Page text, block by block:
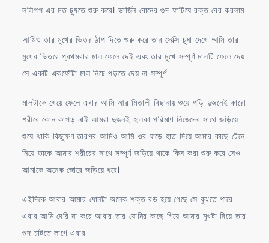
ললিপপ এর মত চুষতে শুরু করে। ভার্জিন বোনের গুদ ফাটিয়ে রক্ত বের করলাম
আমিও তার মুখের ভিতর ঠাপ দিতে শুরু করে তার সেক্সি চুষা দেখে আমি তার
মুখের ভিতরে প্রথমবার মাল ফেলে দেই এবং তার মুখে সম্পূর্ণ মালটি ফেলে দেয়
সে একটি একফোঁটা মাল নিচে পড়তে দেয় না সম্পূর্ণ
মালটাকে খেয়ে ফেলে এবার আমি আর মিতালী বিছানায় শুয়ে পড়ি দুজনেই কারো
শরীরে কোন কাপড় নাই আমরা দুজনই হালকা পরিমাণ নিজেদের সাথে জড়িয়ে
শুয়ে থাকি কিছুক্ষণ তারপর আমিও আমি ওর ঘাড়ে হাত দিয়ে আমার কাছে টেনে
নিয়ে তাকে আমার শরীরের সাথে সম্পূর্ণ জড়িয়ে থাকে কিস করা শুরু করে সেও
আমাকে অনেক জোরে জড়িয়ে ধরে।
এইদিকে আবার আমার ধোনটা অনেক শক্ত রড হয়ে গেছে সে বুঝতে পারে
এবার আমি দেরি না করে আবার তার যোনির কাছে গিয়ে আমার মুখটা দিয়ে তার
গুদ চাটতে লাগে এবার